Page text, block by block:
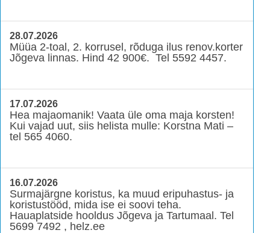
28.07.2026
Müüa 2-toal, 2. korrusel, rõduga ilus renov.korter
Jõgeva linnas. Hind 42 900€. Tel 5592 4457.
17.07.2026
Hea majaomanik! Vaata üle oma maja korsten!
Kui vajad uut, siis helista mulle: Korstna Mati –
tel 565 4060.
16.07.2026
Surmajärgne koristus, ka muud eripuhastus- ja
koristustööd, mida ise ei soovi teha.
Hauaplatside hooldus Jõgeva ja Tartumaal. Tel
5699 7492 , helz.ee